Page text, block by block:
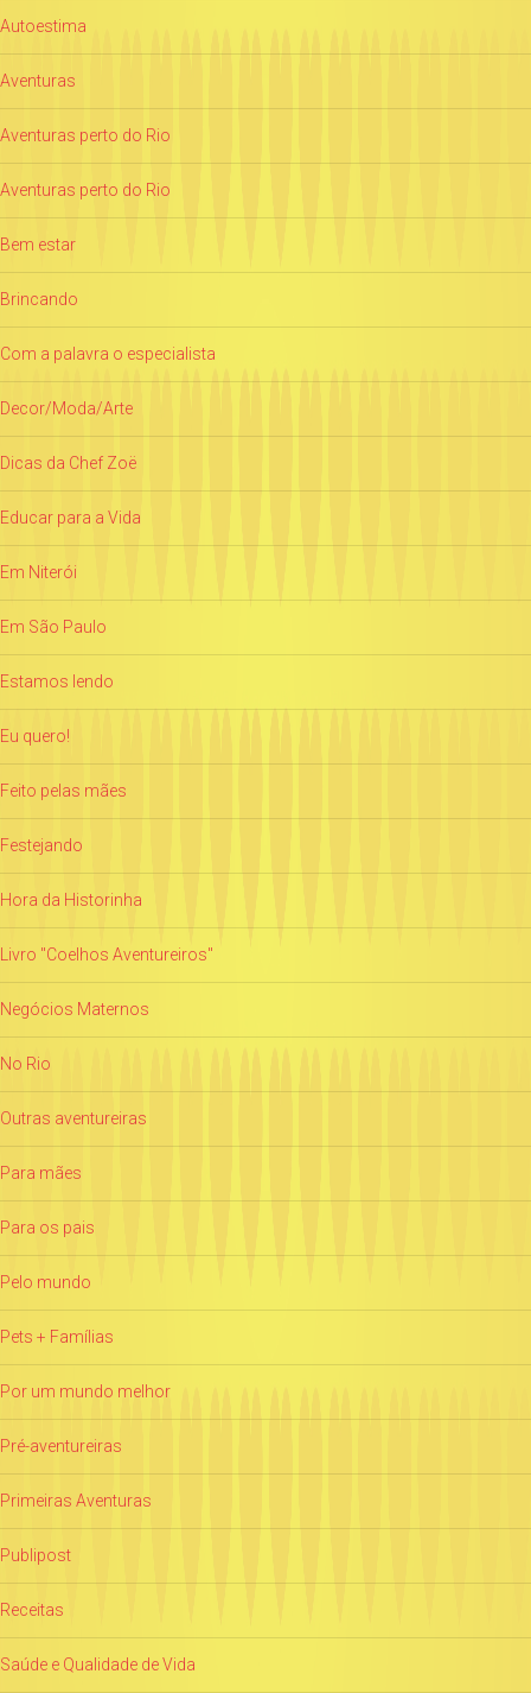
Autoestima
Aventuras
Aventuras perto do Rio
Aventuras perto do Rio
Bem estar
Brincando
Com a palavra o especialista
Decor/Moda/Arte
Dicas da Chef Zoë
Educar para a Vida
Em Niterói
Em São Paulo
Estamos lendo
Eu quero!
Feito pelas mães
Festejando
Hora da Historinha
Livro "Coelhos Aventureiros"
Negócios Maternos
No Rio
Outras aventureiras
Para mães
Para os pais
Pelo mundo
Pets + Famílias
Por um mundo melhor
Pré-aventureiras
Primeiras Aventuras
Publipost
Receitas
Saúde e Qualidade de Vida